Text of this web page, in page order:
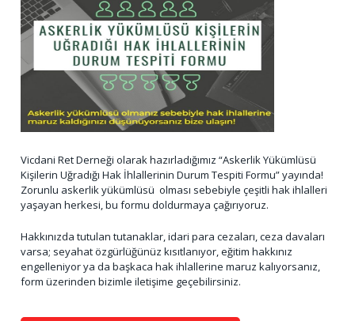
Vicdani Ret Derneği olarak hazırladığımız “Askerlik Yükümlüsü
Kişilerin Uğradığı Hak İhlallerinin Durum Tespiti Formu” yayında!
Zorunlu askerlik yükümlüsü olması sebebiyle çeşitli hak ihlalleri
yaşayan herkesi, bu formu doldurmaya çağırıyoruz.
Hakkınızda tutulan tutanaklar, idari para cezaları, ceza davaları
varsa; seyahat özgürlüğünüz kısıtlanıyor, eğitim hakkınız
engelleniyor ya da başkaca hak ihlallerine maruz kalıyorsanız,
form üzerinden bizimle iletişime geçebilirsiniz.